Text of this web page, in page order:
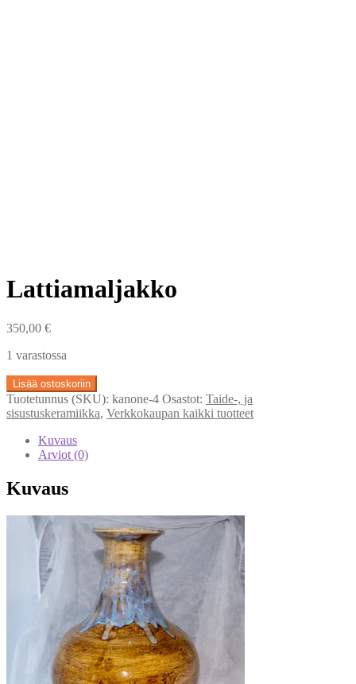
Lattiamaljakko
350,00 €
1 varastossa
Lattiamaljakko
määrä
Lisää ostoskoriin
Tuotetunnus (SKU): kanone-4 Osastot: Taide-, ja
sisustuskeramiikka, Verkkokaupan kaikki tuotteet
Kuvaus
Arviot (0)
Kuvaus